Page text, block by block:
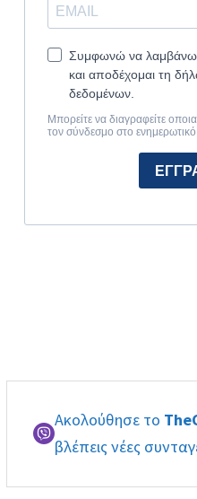
Ακολούθησε το
βλέπεις νέες